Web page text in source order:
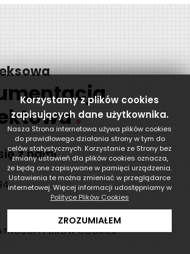
.
z nami
I PLIKÓW COOKIES
Korzystamy z plików cookies
zapisujących dane użytkownika.
Nasza Strona internetowa używa plików cookies
do prawidłowego działania strony w tym do
celów statystycznych. Korzystanie ze Strony bez
zmiany ustawień dla plików cookies oznacza,
że będą one zapisywane w pamięci urządzenia.
Ustawienia te można zmieniać w przeglądarce
internetowej. Więcej informacji udostępniamy w
Polityce Plików Cookies
ZROZUMIAŁEM